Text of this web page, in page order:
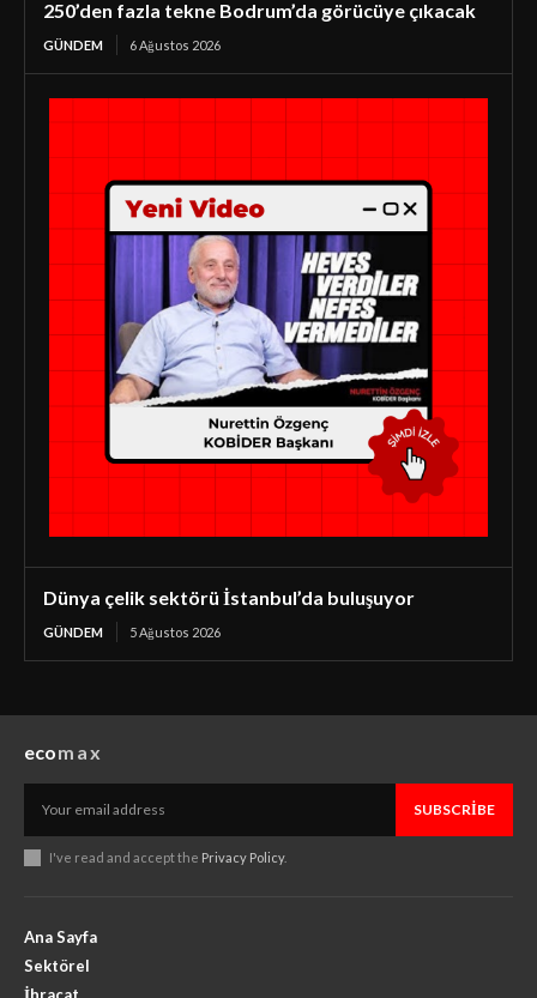
250’den fazla tekne Bodrum’da görücüye çıkacak
GÜNDEM 6 Ağustos 2026
Dünya çelik sektörü İstanbul’da buluşuyor
GÜNDEM 5 Ağustos 2026
ecomax
SUBSCRIBE
I've read and accept the Privacy Policy.
Ana Sayfa
Sektörel
İhracat